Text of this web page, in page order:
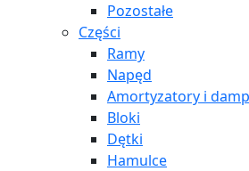
Pozostałe
Części
Ramy
Napęd
Amortyzatory i
Bloki
Dętki
Hamulce